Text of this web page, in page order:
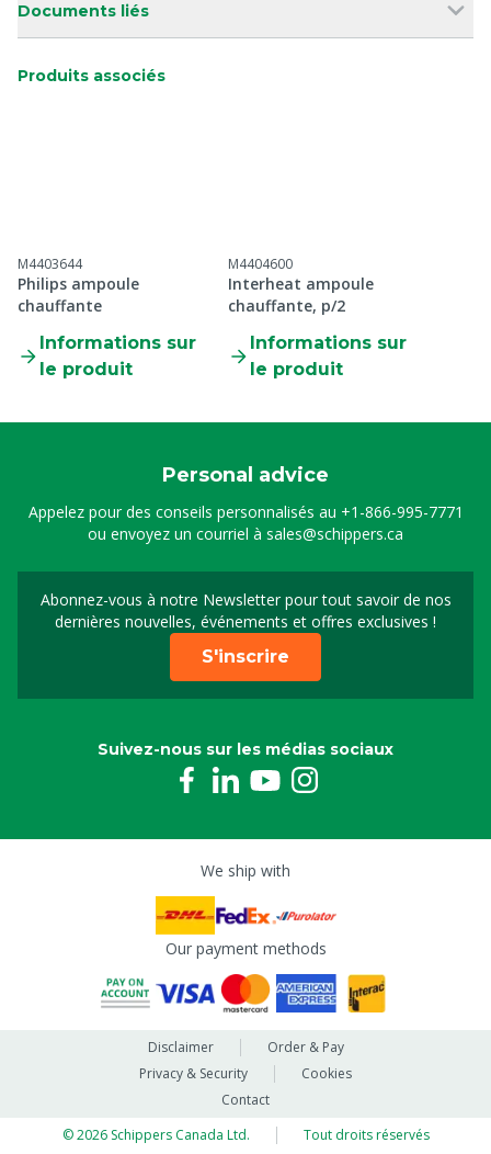
Documents liés
Produits associés
M4403644
Philips ampoule
chauffante
Informations sur
le produit
M4404600
Interheat ampoule
chauffante, p/2
Informations sur
le produit
Personal advice
Appelez pour des conseils personnalisés au +1-866-995-7771
ou envoyez un courriel à sales@schippers.ca
Abonnez-vous à notre Newsletter pour tout savoir de nos
dernières nouvelles, événements et offres exclusives !
Sign up for our
S'inscrire
Suivez-nous sur les médias sociaux
We ship with
Our payment methods
Disclaimer
Order & Pay
Privacy & Security
Cookies
Contact
© 2026 Schippers Canada Ltd.
Tout droits réservés